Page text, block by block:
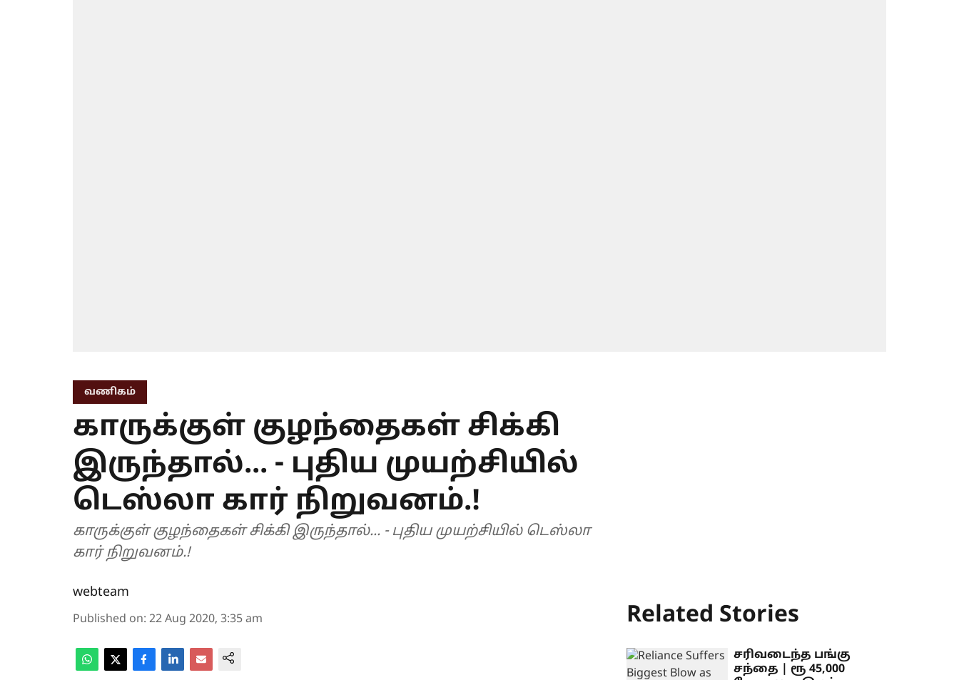
வணிகம்
காருக்குள் குழந்தைகள் சிக்கி
இருந்தால்... - புதிய முயற்சியில்
டெஸ்லா கார் நிறுவனம்.!
காருக்குள் குழந்தைகள் சிக்கி இருந்தால்... - புதிய முயற்சியில் டெஸ்லா
கார் நிறுவனம்.!
webteam
Published on: 22 Aug 2020, 3:35 am Related Stories
சரிவடைந்த பங்கு
சந்தை | ரூ 45,000